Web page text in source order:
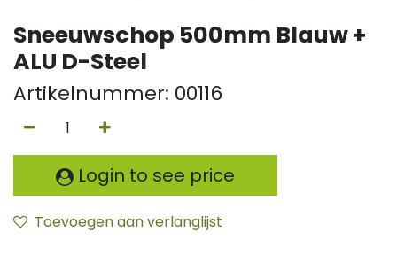
Sneeuwschop 500mm Blauw +
ALU D-Steel
Artikelnummer: 00116
Login to see price
Toevoegen aan verlanglijst